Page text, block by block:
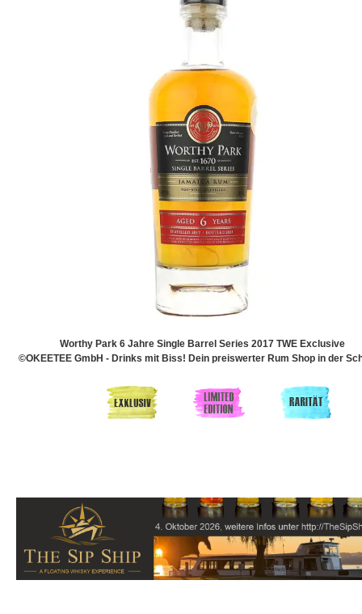
Worthy Park 6 Jahre Single Barrel Series 2017 TWE Exclusive
©OKEETEE GmbH - Drinks mit Biss! Dein preiswerter Rum Shop in der